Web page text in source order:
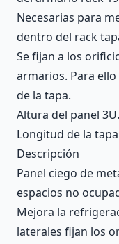
Necesarias para
dentro del rack
Se fijan a los
armarios. Para
de la tapa.
Altura del panel 3U.
Longitud de la
Descripción
Panel ciego de
espacios no
Mejora la
laterales fijan los